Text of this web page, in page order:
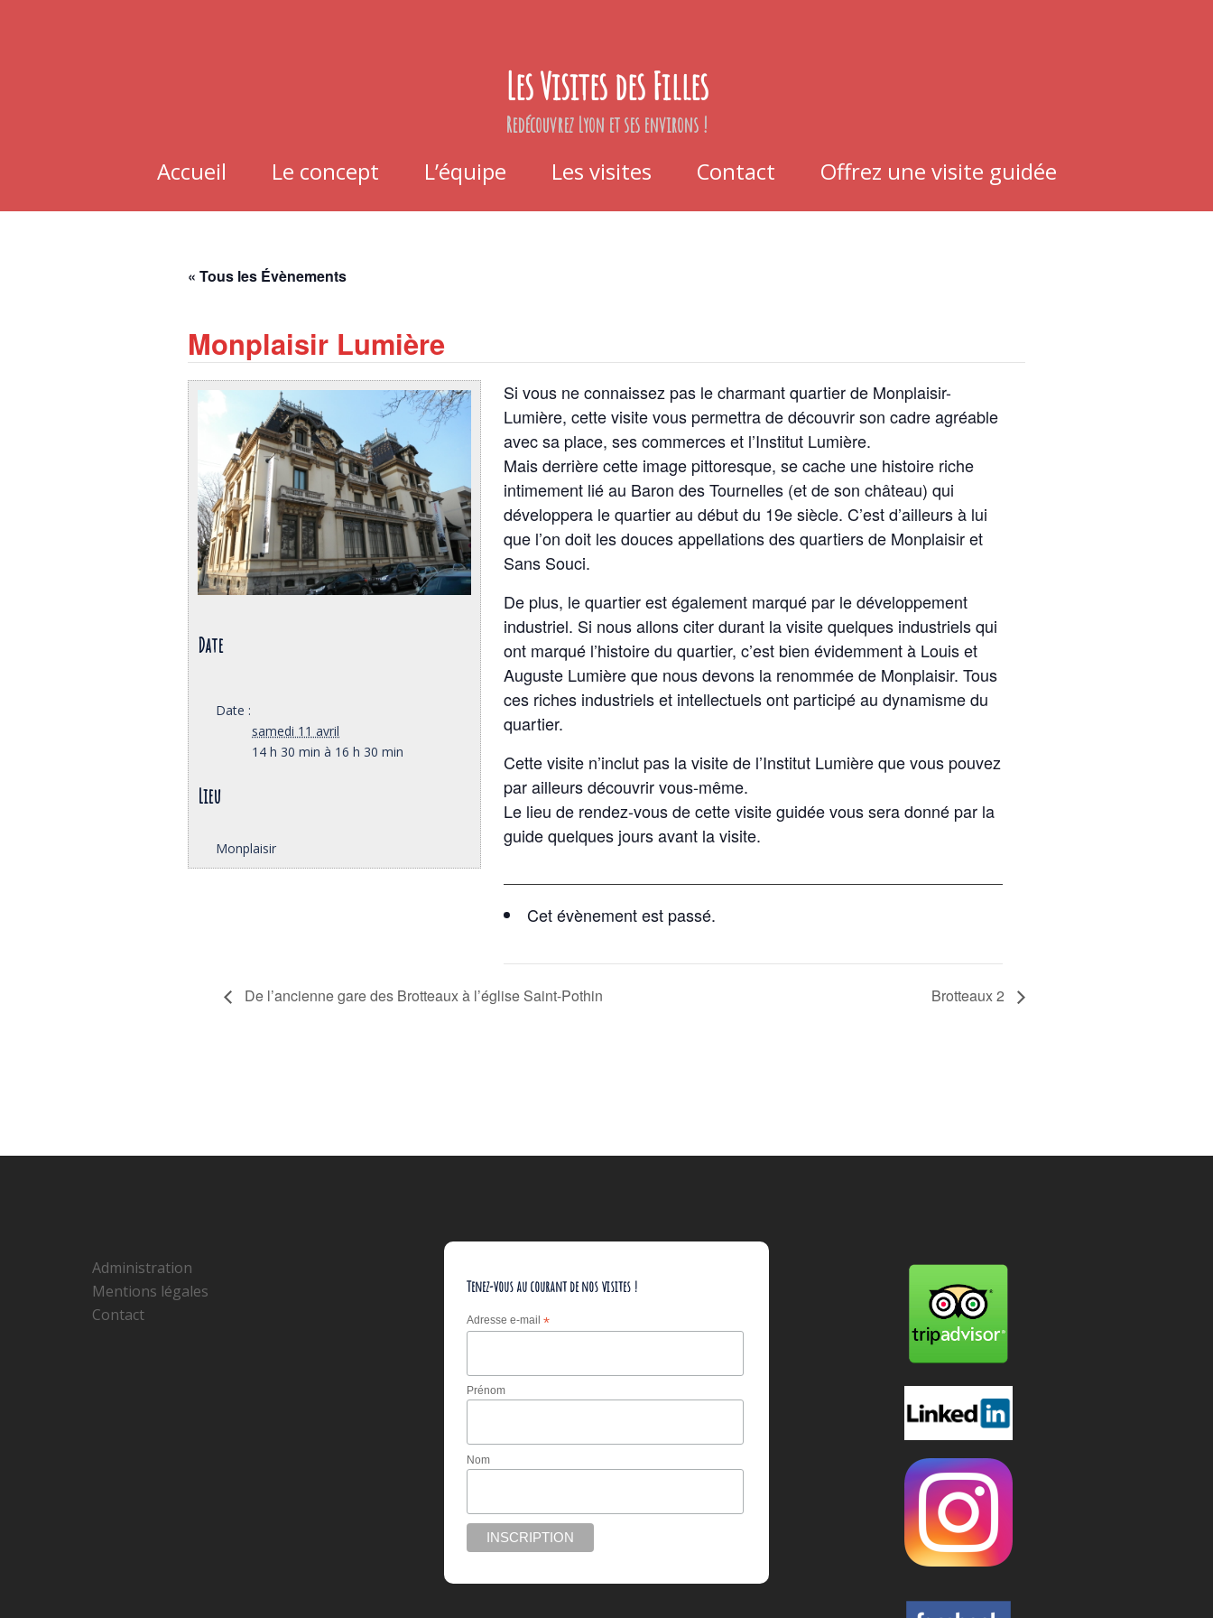
Les Visites des Filles
Redécouvrez Lyon et ses environs !
Accueil Le concept L’équipe Les visites Contact Offrez une visite guidée
« Tous les Évènements
Monplaisir Lumière
Date
Date :
samedi 11 avril
14 h 30 min à 16 h 30 min
Lieu
Monplaisir
Si vous ne connaissez pas le charmant quartier de Monplaisir-
Lumière, cette visite vous permettra de découvrir son cadre agréable
avec sa place, ses commerces et l’Institut Lumière.
Mais derrière cette image pittoresque, se cache une histoire riche
intimement lié au Baron des Tournelles (et de son château) qui
développera le quartier au début du 19e siècle. C’est d’ailleurs à lui
que l’on doit les douces appellations des quartiers de Monplaisir et
Sans Souci.
De plus, le quartier est également marqué par le développement
industriel. Si nous allons citer durant la visite quelques industriels qui
ont marqué l’histoire du quartier, c’est bien évidemment à Louis et
Auguste Lumière que nous devons la renommée de Monplaisir. Tous
ces riches industriels et intellectuels ont participé au dynamisme du
quartier.
Cette visite n’inclut pas la visite de l’Institut Lumière que vous pouvez
par ailleurs découvrir vous-même.
Le lieu de rendez-vous de cette visite guidée vous sera donné par la
guide quelques jours avant la visite.
Cet évènement est passé.
De l’ancienne gare des Brotteaux à l’église Saint-Pothin Brotteaux 2
Administration
Mentions légales
Contact
Tenez-vous au courant de nos visites !
Adresse e-mail *
Prénom
Nom